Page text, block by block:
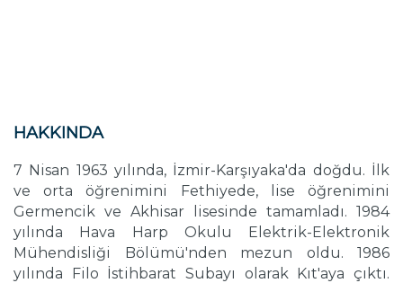
HAKKINDA
7 Nisan 1963 yılında, İzmir-Karşıyaka'da doğdu. İlk
ve orta öğrenimini Fethiyede, lise öğrenimini
Germencik ve Akhisar lisesinde tamamladı. 1984
yılında Hava Harp Okulu Elektrik-Elektronik
Mühendisliği Bölümü'nden mezun oldu. 1986
yılında Filo İstihbarat Subayı olarak Kıt'aya çıktı.